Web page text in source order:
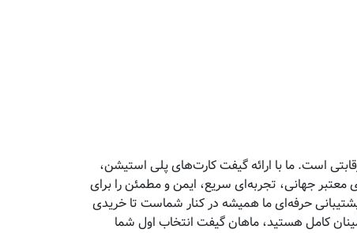
است. ما با ارائه گیفت کارت‌های پلی استیشن،
معتبر جهانی، تجربه‌ای سریع، ایمن و مطمئن را برای
حرفه‌ای ما همیشه در کنار شماست تا خریدی
کامل هستید، ماهان گیفت انتخاب اول شما